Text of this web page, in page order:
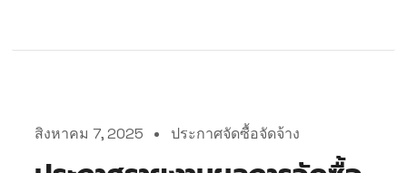
สิงหาคม 7, 2025 ประกาศจัดซื้อจัดจ้าง